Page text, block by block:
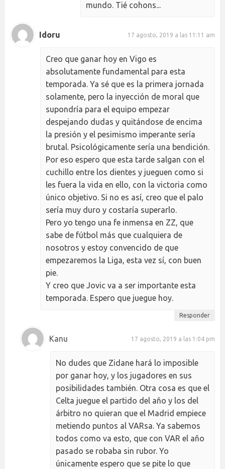
mundo. Tié cohons...
Idoru 17 agosto, 2019 a las 11:11 am
Creo que ganar hoy en Vigo es
absolutamente fundamental para esta
temporada. Ya sé que es la primera jornada
solamente, pero la inyección de moral que
supondría para el equipo empezar
despejando dudas y quitándose de encima
la presión y el pesimismo imperante sería
brutal. Psicológicamente sería una bendición.
Por eso espero que esta tarde salgan con el
cuchillo entre los dientes y jueguen como si
les fuera la vida en ello, con la victoria como
único objetivo. Si no es así, creo que el palo
sería muy duro y costaría superarlo.
Pero yo tengo una fe inmensa en ZZ, que
sabe de fútbol más que cualquiera de
nosotros y estoy convencido de que
empezaremos la Liga, esta vez sí, con buen
pie.
Y creo que Jovic va a ser importante esta
temporada. Espero que juegue hoy.
Responder
Kanu 17 agosto, 2019 a las 1:04 pm
No dudes que Zidane hará lo imposible
por ganar hoy, y los jugadores en sus
posibilidades también. Otra cosa es que el
Celta juegue el partido del año y los del
árbitro no quieran que el Madrid empiece
metiendo puntos al VARsa. Ya sabemos
todos como va esto, que con VAR el año
pasado se robaba sin rubor. Yo
únicamente espero que se pite lo que